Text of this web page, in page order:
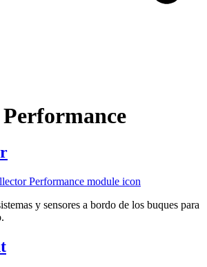
Performance
y sensores a bordo de los buques para